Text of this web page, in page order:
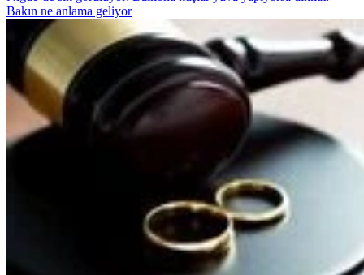
Bakın ne anlama geliyor